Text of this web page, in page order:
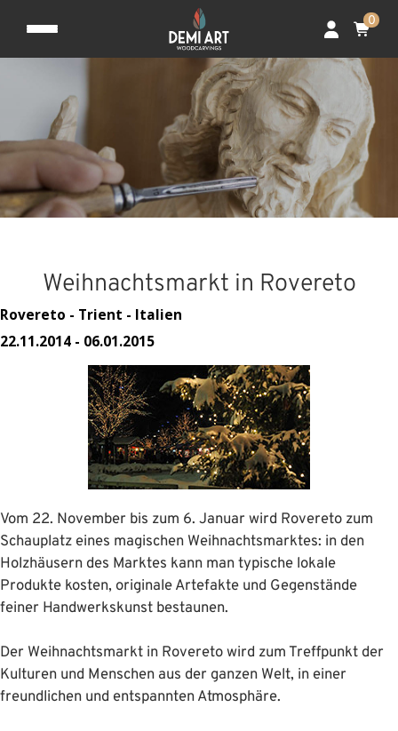
0
Weihnachtsmarkt in Rovereto
Rovereto - Trient - Italien
22.11.2014 - 06.01.2015
Vom 22. November bis zum 6. Januar wird Rovereto zum
Schauplatz eines magischen Weihnachtsmarktes: in den
Holzhäusern des Marktes kann man typische lokale
Produkte kosten, originale Artefakte und Gegenstände
feiner Handwerkskunst bestaunen.
Der Weihnachtsmarkt in Rovereto wird zum Treffpunkt der
Kulturen und Menschen aus der ganzen Welt, in einer
freundlichen und entspannten Atmosphäre.